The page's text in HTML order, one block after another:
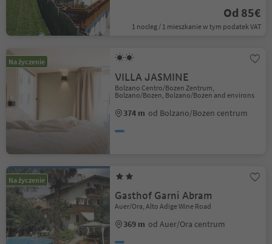
Od 85€
1 nocleg / 1 mieszkanie w tym podatek VAT
Na życzenie
VILLA JASMINE
Bolzano Centro/Bozen Zentrum,
Bolzano/Bozen, Bolzano/Bozen and environs
374 m od Bolzano/Bozen centrum
Na życzenie
Gasthof Garni Abram
Auer/Ora, Alto Adige Wine Road
369 m od Auer/Ora centrum